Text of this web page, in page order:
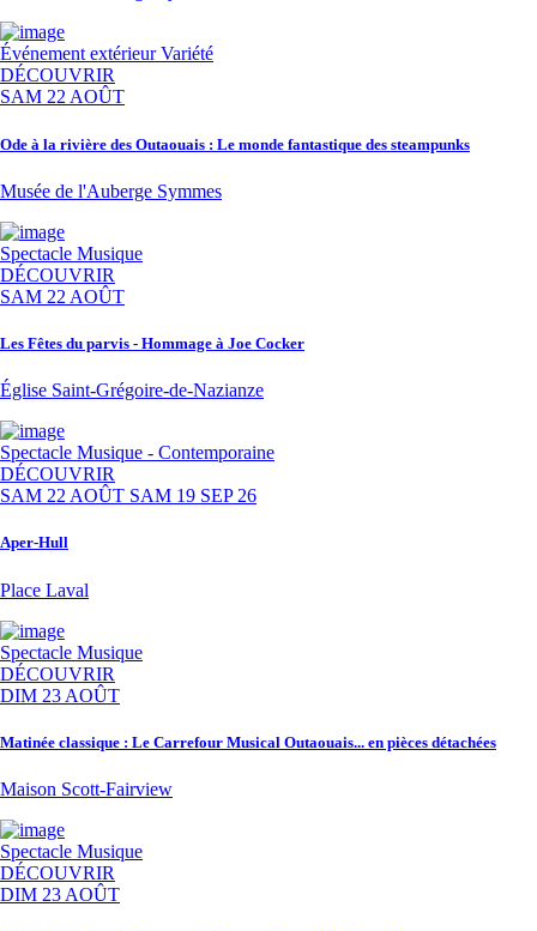
Événement extérieur Variété
DÉCOUVRIR
SAM 22 AOÛT
Ode à la rivière des Outaouais : Le monde fantastique des steampunks
Musée de l'Auberge Symmes
Spectacle Musique
DÉCOUVRIR
SAM 22 AOÛT
Les Fêtes du parvis - Hommage à Joe Cocker
Église Saint-Grégoire-de-Nazianze
Spectacle Musique - Contemporaine
DÉCOUVRIR
SAM 22 AOÛT SAM 19 SEP 26
Aper-Hull
Place Laval
Spectacle Musique
DÉCOUVRIR
DIM 23 AOÛT
Matinée classique : Le Carrefour Musical Outaouais... en pièces détachées
Maison Scott-Fairview
Spectacle Musique
DÉCOUVRIR
DIM 23 AOÛT